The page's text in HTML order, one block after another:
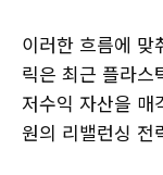
이러한 흐름에 맞
릭은 최근 플라스
저수익 자산을 매
원의 리밸런싱 전